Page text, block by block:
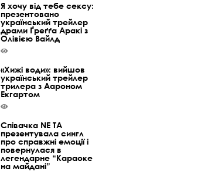
Я хочу від тебе сексу:
презентовано
український трейлер
драми Ґреґґа Аракі з
Олівією Вайлд
«Хижі води»: вийшов
український трейлер
трилера з Аароном
Екгартом
Співачка NE TA
презентувала сингл
про справжні емоції і
повернулася в
легендарне “Караоке
на майдані”